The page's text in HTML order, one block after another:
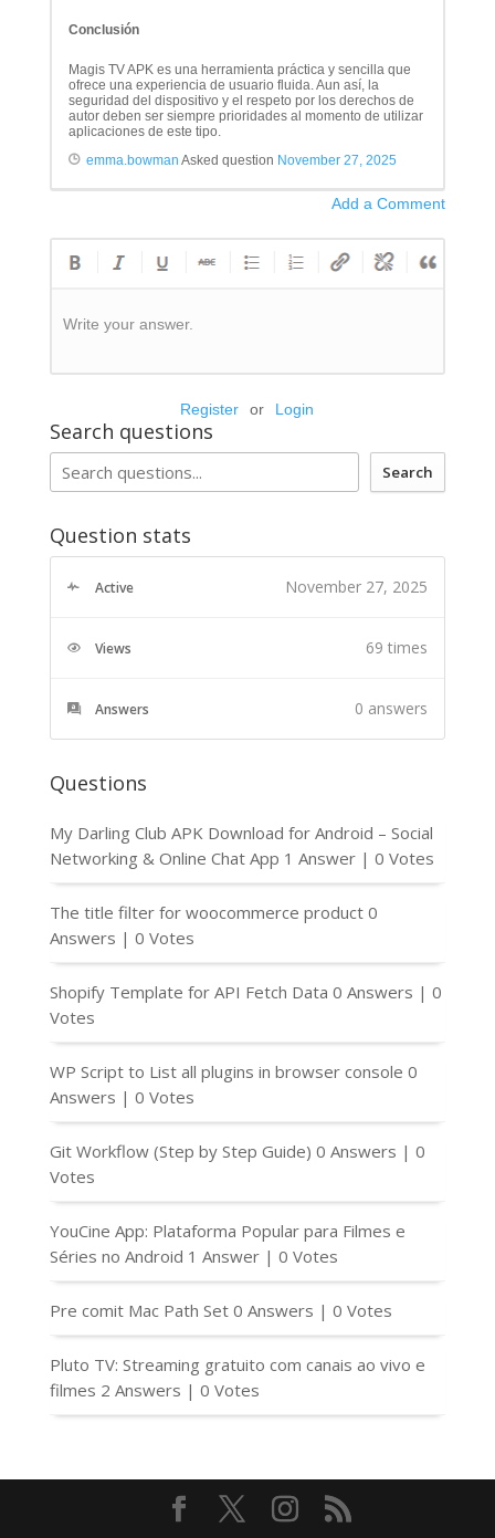
Conclusión
Magis TV APK es una herramienta práctica y sencilla que
ofrece una experiencia de usuario fluida. Aun así, la
seguridad del dispositivo y el respeto por los derechos de
autor deben ser siempre prioridades al momento de utilizar
aplicaciones de este tipo.
emma.bowman Asked question November 27, 2025
Add a Comment
Write your answer.
Register or Login
Search questions
Search
Question stats
Active November 27, 2025
Views 69 times
Answers 0 answers
Questions
My Darling Club APK Download for Android – Social
Networking & Online Chat App 1 Answer | 0 Votes
The title filter for woocommerce product 0
Answers | 0 Votes
Shopify Template for API Fetch Data 0 Answers | 0
Votes
WP Script to List all plugins in browser console 0
Answers | 0 Votes
Git Workflow (Step by Step Guide) 0 Answers | 0
Votes
YouCine App: Plataforma Popular para Filmes e
Séries no Android 1 Answer | 0 Votes
Pre comit Mac Path Set 0 Answers | 0 Votes
Pluto TV: Streaming gratuito com canais ao vivo e
filmes 2 Answers | 0 Votes